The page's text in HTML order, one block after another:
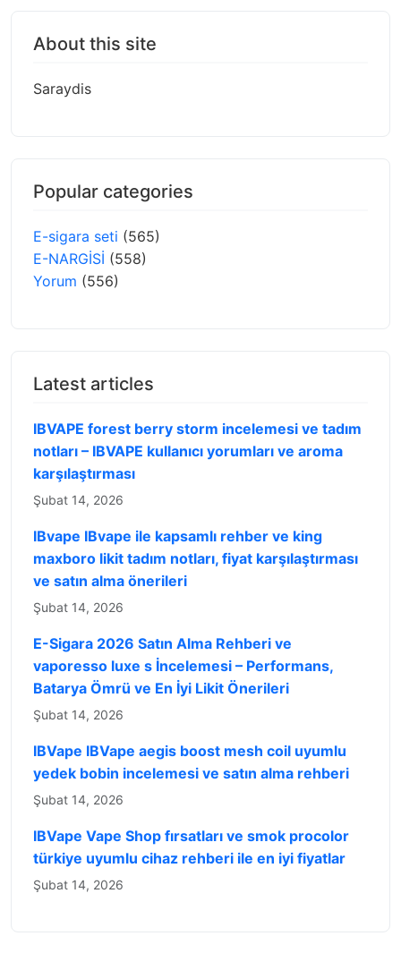
About this site
Saraydis
Popular categories
E-sigara seti (565)
E-NARGİSİ (558)
Yorum (556)
Latest articles
IBVAPE forest berry storm incelemesi ve tadım
notları – IBVAPE kullanıcı yorumları ve aroma
karşılaştırması
Şubat 14, 2026
IBvape IBvape ile kapsamlı rehber ve king
maxboro likit tadım notları, fiyat karşılaştırması
ve satın alma önerileri
Şubat 14, 2026
E-Sigara 2026 Satın Alma Rehberi ve
vaporesso luxe s İncelemesi – Performans,
Batarya Ömrü ve En İyi Likit Önerileri
Şubat 14, 2026
IBVape IBVape aegis boost mesh coil uyumlu
yedek bobin incelemesi ve satın alma rehberi
Şubat 14, 2026
IBVape Vape Shop fırsatları ve smok procolor
türkiye uyumlu cihaz rehberi ile en iyi fiyatlar
Şubat 14, 2026